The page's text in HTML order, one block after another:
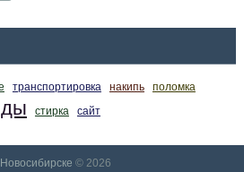
транспортировка накипь
поломка
стирка сайт
© 2026